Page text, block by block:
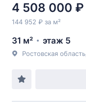
4 508 000 ₽
144 952 ₽ за м²
31 м² этаж 5
Ростовская область